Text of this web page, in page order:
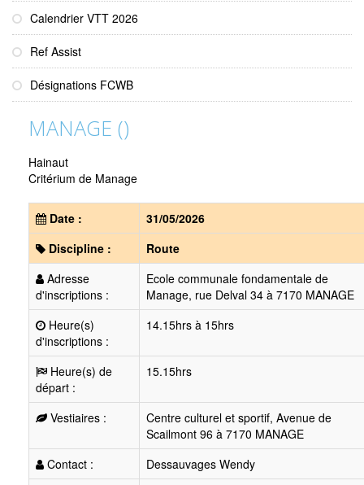
Calendrier VTT 2026
Ref Assist
Désignations FCWB
MANAGE ()
Hainaut
Critérium de Manage
Date :
31/05/2026
Discipline :
Route
Adresse
d'inscriptions :
Ecole communale fondamentale de
Manage, rue Delval 34 à 7170 MANAGE
Heure(s)
d'inscriptions :
14.15hrs à 15hrs
Heure(s) de
départ :
15.15hrs
Vestiaires :
Centre culturel et sportif, Avenue de
Scailmont 96 à 7170 MANAGE
Contact :
Dessauvages Wendy